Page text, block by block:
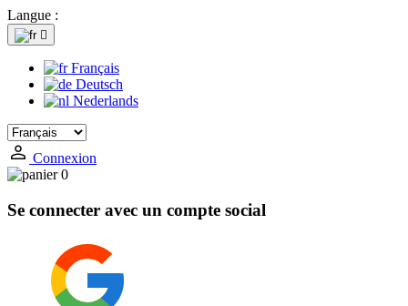
Langue :

Français
Deutsch
Nederlands
Connexion
0
Se connecter avec un compte social